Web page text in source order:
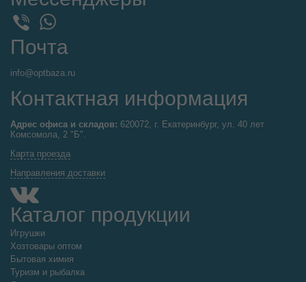
WhatsApp
Почта
info@optbaza.ru
Контактная информация
Адрес офиса и складов: 620072, г. Екатеринбург, ул. 40 лет
Комсомола, 2 "Б".
Карта проезда
Направления доставки
Каталог продукции
Игрушки
Хозтовары оптом
Бытовая химия
Туризм и рыбалка